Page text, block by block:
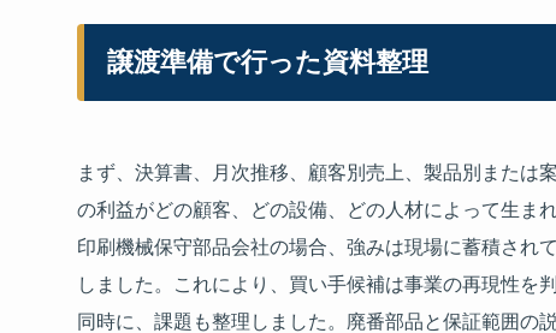
譲渡準備で行った資料整理
まず、決算書、月次推移、顧客別売上、製品別または
の利益がどの顧客、どの設備、どの人材によって生ま
印刷機械保守部品会社の場合、強みは現場に蓄積され
しました。これにより、買い手候補は事業の再現性を
同時に、課題も整理しました。廃番部品と保証範囲の